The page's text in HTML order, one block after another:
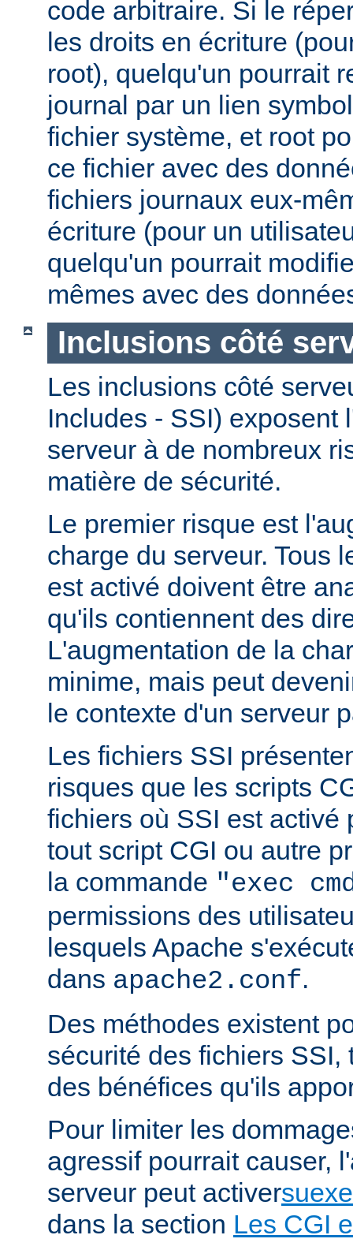
code arbitraire. Si le
les droits en écriture
root), quelqu'un pourrait
journal par un lien
fichier système, et root
ce fichier avec des
fichiers journaux eux-
écriture (pour un
quelqu'un pourrait
mêmes avec des
Inclusions côté
Les inclusions côté
Includes - SSI) exposent
serveur à de nombreux
matière de sécurité.
Le premier risque est
charge du serveur. Tous
est activé doivent être
qu'ils contiennent des
L'augmentation de la
minime, mais peut
le contexte d'un serveur
Les fichiers SSI
risques que les scripts
fichiers où SSI est activé
tout script CGI ou autre
la commande "exec
permissions des
lesquels Apache
dans apache2.conf.
Des méthodes existent
sécurité des fichiers SSI,
des bénéfices qu'ils
Pour limiter les
agressif pourrait causer,
serveur peut activer
dans la section Les CGI